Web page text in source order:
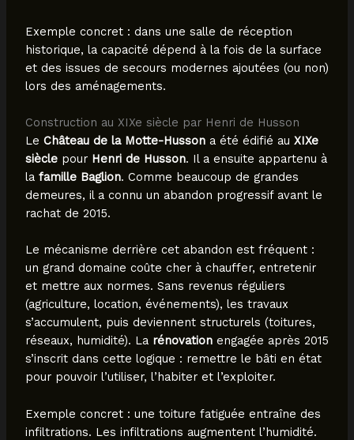
Exemple concret : dans une salle de réception
historique, la capacité dépend à la fois de la surface
et des issues de secours modernes ajoutées (ou non)
lors des aménagements.
Construction au XIXe siècle par Henri de Husson
Le Château de la Motte-Hussona été édifié au XIXe
sièclepour Henri de Husson. Il a ensuite appartenu à
la famille Baglion. Comme beaucoup de grandes
demeures, il a connu un abandon progressif avant le
rachat de 2015.
Le mécanisme derrière cet abandon est fréquent :
un grand domaine coûte cher à chauffer, entretenir
et mettre aux normes. Sans revenus réguliers
(agriculture, location, événements), les travaux
s’accumulent, puis deviennent structurels (toitures,
réseaux, humidité). La rénovationengagée après 2015
s’inscrit dans cette logique : remettre le bâti en état
pour pouvoir l’utiliser, l’habiter et l’exploiter.
Exemple concret : une toiture fatiguée entraîne des
infiltrations. Les infiltrations augmentent l’humidité.